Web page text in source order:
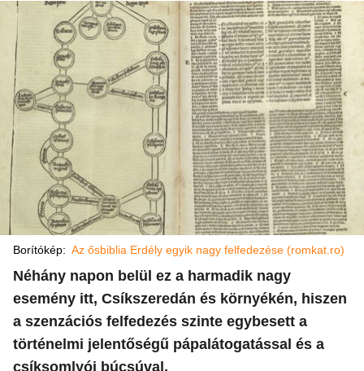
Borítókép: Az ősbiblia Erdély egyik nagy felfedezése (romkat.ro)
Néhány napon belül ez a harmadik nagy
esemény itt, Csíkszeredán és környékén, hiszen
a szenzációs felfedezés szinte egybesett a
történelmi jelentőségű pápalátogatással és a
csíksomlyói búcsúval.